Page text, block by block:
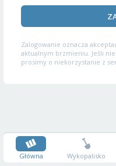
Zalogowanie oznacza
aktualnym brzmieniu. Jeśli
prosimy o niekorzystanie z
Główna Wykopalisko